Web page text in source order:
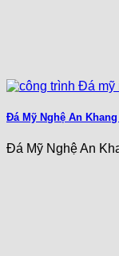
Đá Mỹ Nghệ An
Đá Mỹ Nghệ An